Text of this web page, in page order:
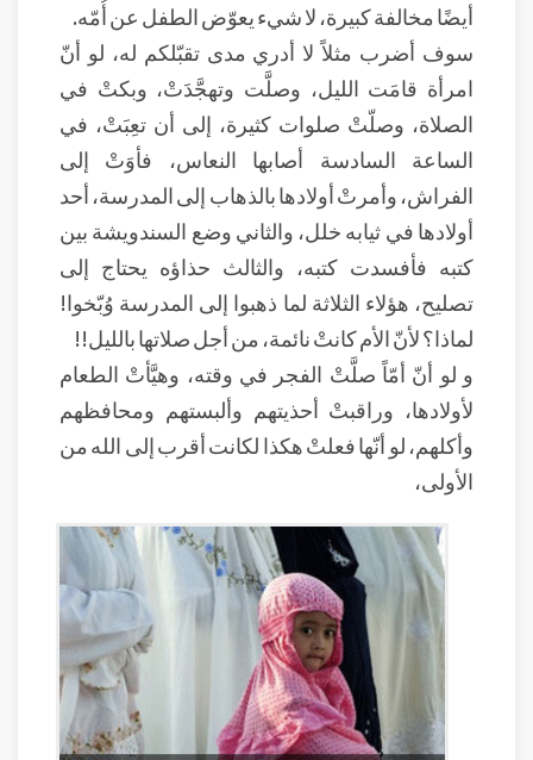
أيضًا مخالفة كبيرة، لا شيء يعوّض الطفل عن أُمّه.
سوف أضرب مثلاً لا أدري مدى تقبّلكم له، لو أنّ
امرأة قامَت الليل، وصلَّت وتهجَّدَتْ، وبكتْ في
الصلاة، وصلّتْ صلوات كثيرة، إلى أن تعِبَتْ، في
الساعة السادسة أصابها النعاس، فأوَتْ إلى
الفراش، وأمرتْ أولادها بالذهاب إلى المدرسة، أحد
أولادها في ثيابه خلل، والثاني وضع السندويشة بين
كتبه فأفسدت كتبه، والثالث حذاؤه يحتاج إلى
تصليح، هؤلاء الثلاثة لما ذهبوا إلى المدرسة وُبّخوا!
لماذا؟ لأنّ الأم كانتْ نائمة، من أجل صلاتها بالليل!!
و لو أنّ أمّاً صلَّتْ الفجر في وقته، وهيَّأتْ الطعام
لأولادها، وراقبتْ أحذيتهم وألبستهم ومحافظهم
وأكلهم، لو أنّها فعلتْ هكذا لكانت أقرب إلى الله من
الأولى،